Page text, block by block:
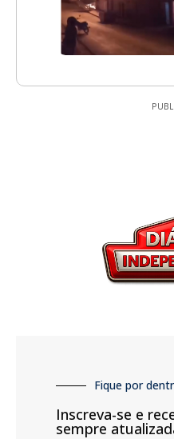
Fique por
Inscreva-se e
sempre